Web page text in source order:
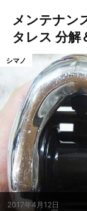
メンテナン
タレス 分解
2017年4月12日
シマノ